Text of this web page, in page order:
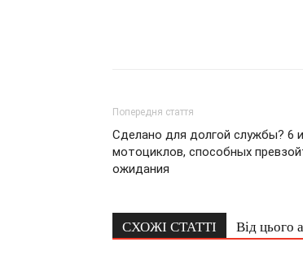
Попередня стаття
Сделано для долгой службы? 6
мотоциклов, способных
ожидания
СХОЖІ СТАТТІ Від цього